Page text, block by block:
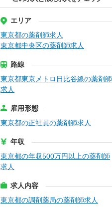
エリア
東京都の薬剤師求人
東京都中央区の薬剤師求人
路線
東京都東京メトロ日比谷線の薬剤師
求人
雇用形態
東京都の正社員の薬剤師求人
年収
東京都の年収500万円以上の薬剤師
求人
求人内容
東京都の調剤薬局の薬剤師求人